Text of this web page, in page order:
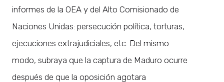
informes de la OEA y del Alto Comisionado de
Naciones Unidas: persecución política, torturas,
ejecuciones extrajudiciales, etc. Del mismo
modo, subraya que la captura de Maduro ocurre
después de que la oposición agotara